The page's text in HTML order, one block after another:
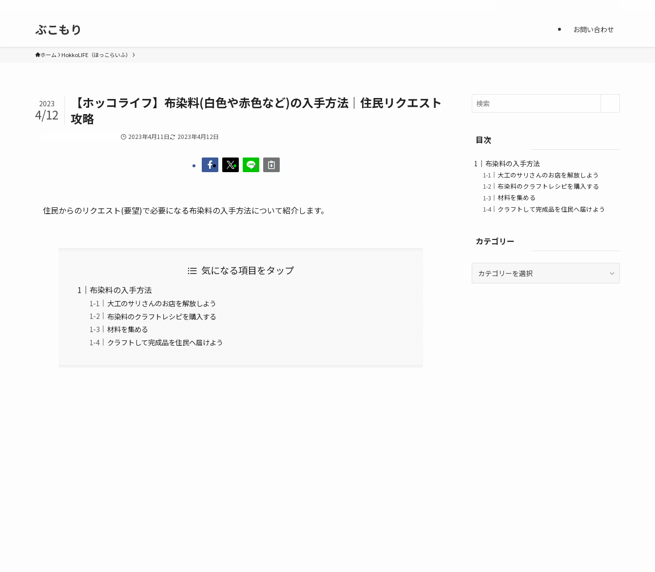
ぶこもり お問い合わせ
ホーム HokkoLIFE（ほっこらいふ）
【ホッコライフ】布染料(白色や赤色など)の入手方法｜住民リクエスト
攻略
2023
4/12
2023年4月11日 2023年4月12日
住民からのリクエスト(要望)で必要になる布染料の入手方法について紹介します。
気になる項目をタップ
布染料の入手方法
大工のサリさんのお店を解放しよう
布染料のクラフトレシピを購入する
材料を集める
クラフトして完成品を住民へ届けよう
目次
布染料の入手方法
大工のサリさんのお店を解放しよう
布染料のクラフトレシピを購入する
材料を集める
クラフトして完成品を住民へ届けよう
カテゴリー